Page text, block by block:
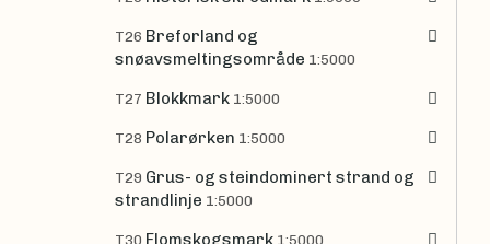
T26 Breforland og
snøavsmeltingsområde 1:5000
T27 Blokkmark 1:5000
T28 Polarørken 1:5000
T29 Grus- og steindominert strand og
strandlinje 1:5000
T30 Flomskogsmark 1:5000